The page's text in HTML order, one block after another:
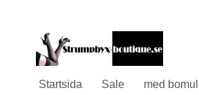
Startsida Sale med bomull